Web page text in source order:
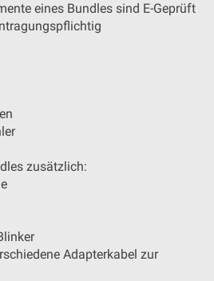
eines Bundles sind E-Geprüft
zusätzlich:
Adapterkabel zur